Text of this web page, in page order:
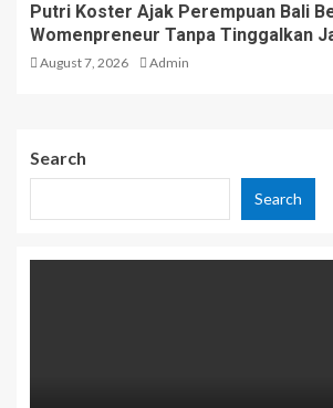
Putri Koster Ajak Perempuan Bali
Womenpreneur Tanpa Tinggalkan
August 7, 2026 Admin
Search
Search